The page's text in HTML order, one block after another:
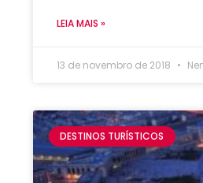
LEIA MAIS »
13 de novembro de 2018
DESTINOS TURÍSTICOS